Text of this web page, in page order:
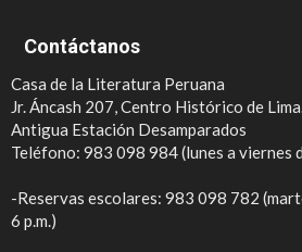
Contáctanos
Casa de la Literatura Peruana
Jr. Áncash 207, Centro Histórico de
Antigua Estación Desamparados
Teléfono: 983 098 984 (lunes a viernes
-Reservas escolares: 983 098 782
6 p.m.)